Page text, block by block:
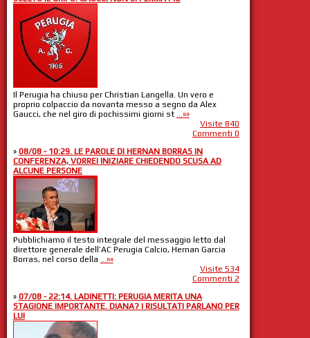
Il Perugia ha chiuso per Christian Langella. Un vero e
proprio colpaccio da novanta messo a segno da Alex
Gaucci, che nel giro di pochissimi giorni st ...»»
Visite 840
Commenti 0
» 08/08 - 10:29. LE PAROLE DI HERNAN BORRAS IN
CONFERENZA, VORREI INIZIARE CHIEDENDO SCUSA AD
ALCUNE PERSONE
Pubblichiamo il testo integrale del messaggio letto dal
direttore generale dell’AC Perugia Calcio, Hernan Garcia
Borras, nel corso della ...»»
Visite 534
Commenti 2
» 07/08 - 22:14. LADINETTI: PERUGIA MERITA UNA
STAGIONE IMPORTANTE. DIANA? I RISULTATI PARLANO PER
LUI